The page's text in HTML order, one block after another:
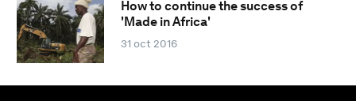
How to continue the success of
'Made in Africa'
31 oct 2016